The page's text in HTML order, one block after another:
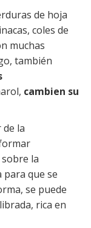
de hoja
coles de
muchas
también
cambien su
de la
la
para que se
se puede
rica en